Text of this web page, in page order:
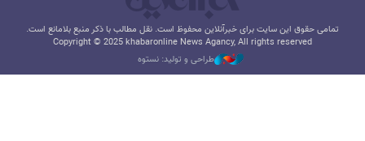
تمامی حقوق این سایت برای خبرآنلاین محفوظ است. نقل مطالب با ذکر منبع بلامانع است.
Copyright © 2025 khabaronline News Agancy, All rights reserved
طراحی و تولید: نستوه